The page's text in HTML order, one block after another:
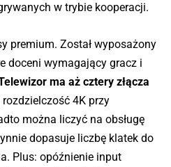
w trybie kooperacji.
premium. Został wyposażony
doceni wymagający gracz i
ma aż cztery złącza
rozdzielczość 4K przy
można liczyć na obsługę
dopasuje liczbę klatek do
Plus: opóźnienie input